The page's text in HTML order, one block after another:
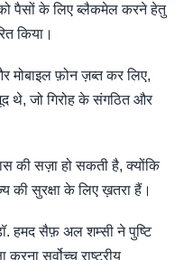
को पैसों के लिए ब्लैकमेल करने हेतु
किया।
मोबाइल फ़ोन ज़ब्त कर लिए,
थे, जो गिरोह के संगठित और
की सज़ा हो सकती है, क्योंकि
की सुरक्षा के लिए ख़तरा हैं।
हमद सैफ़ अल शम्सी ने पुष्टि
सर्वोच्च राष्ट्रीय